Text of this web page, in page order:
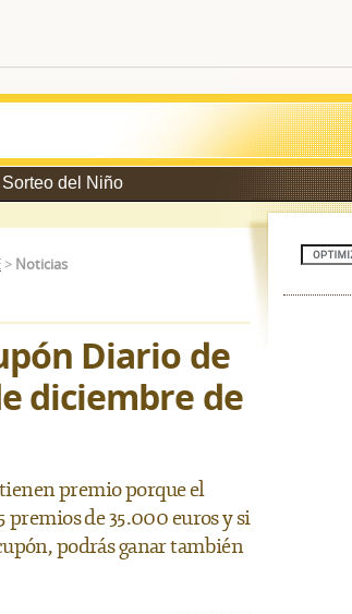
Sorteo del Niño
> Noticias
Diario de
diciembre de
premio porque el
premios de 35.000 euros y si
podrás ganar también